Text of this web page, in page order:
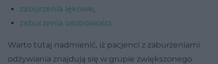
zaburzenia lękowe,
zaburzenia osobowości.
Warto tutaj nadmienić, iż pacjenci z zaburzeniami
odżywiania znajdują się w grupie zwiększonego